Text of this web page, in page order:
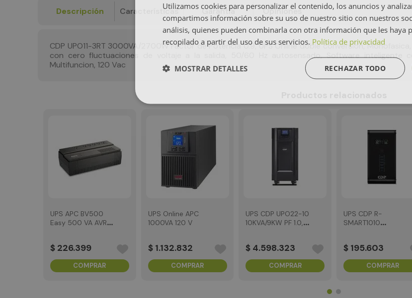
Descripción Características Garantía Opiniones
CDP UPO11-3RT 3000VA/2700W Factor de Potencia 0.9, UPS Online doble conversion,
con cero fluctuaciones de voltaje a la salida, 50/60 Hz autosensado, Software inteligente
Multifuncion, 120 Vac
UPS APC BV500
Easy 500 VA AVR
$ 226.399
COMPRAR
UPS Online APC
1000VA 120 V
$ 1.132.832
COMPRAR
UPS CDP UPO22-10
10KVA/9KW PF 1.0,
$ 4.598.323
COMPRAR
UPS CDP R-
SMART1010
$ 195.603
COMPRAR
Utilizamos cookies para personalizar el contenido, los anuncios y
compartimos información sobre su uso de nuestro sitio con nuestros
análisis, quienes pueden combinarla con otra información que les haya
recopilado a partir del uso de sus servicios. Política de privacidad
RECHAZAR TODO
MOSTRAR DETALLES